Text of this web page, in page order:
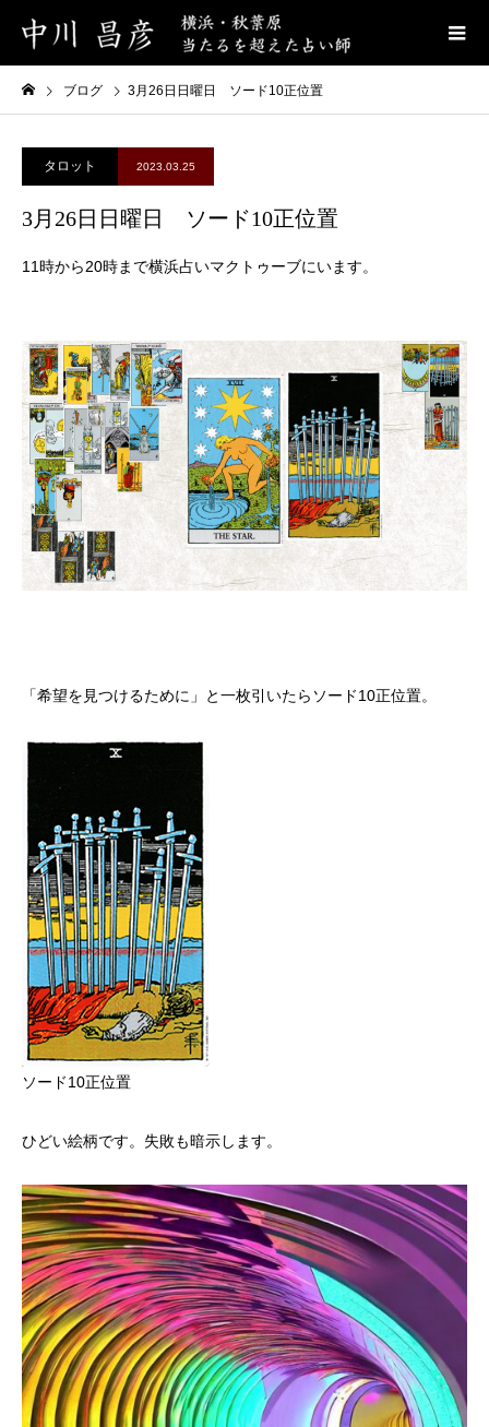
ブログ 3月26日日曜日 ソード10正位置
タロット 2023.03.25
3月26日日曜日 ソード10正位置
11時から20時まで横浜占いマクトゥーブにいます。
「希望を見つけるために」と一枚引いたらソード10正位置。
ソード10正位置
ひどい絵柄です。失敗も暗示します。